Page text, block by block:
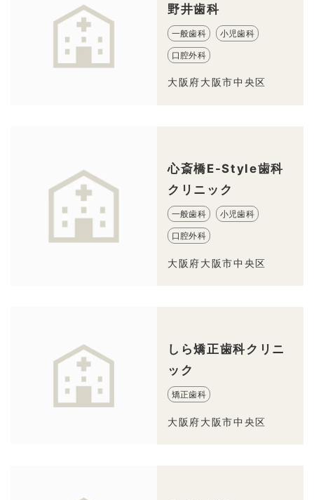
野井歯科
一般歯科 小児歯科
口腔外科
大阪府大阪市中央区
心斎橋E-Style歯科
クリニック
一般歯科 小児歯科
口腔外科
大阪府大阪市中央区
しら矯正歯科クリニ
ック
矯正歯科
大阪府大阪市中央区